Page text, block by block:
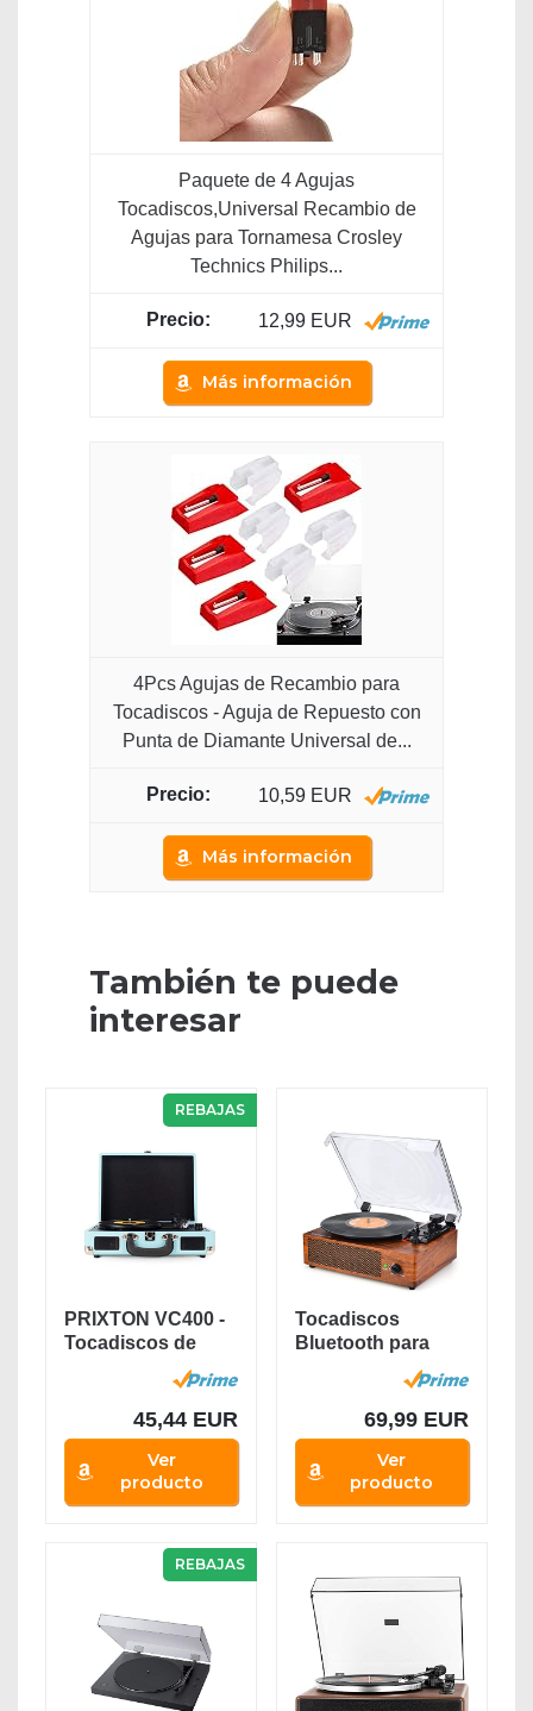
Paquete de 4 Agujas
Tocadiscos,Universal Recambio de
Agujas para Tornamesa Crosley
Technics Philips...
12,99 EUR
Más información
4Pcs Agujas de Recambio para
Tocadiscos - Aguja de Repuesto con
Punta de Diamante Universal de...
10,59 EUR
Más información
También te puede
interesar
REBAJAS
PRIXTON VC400 -
Tocadiscos de
Vinilo Vintage,...
45,44 EUR
Ver
producto
Tocadiscos
Bluetooth para
Discos de Vinilo...
69,99 EUR
Ver
producto
REBAJAS